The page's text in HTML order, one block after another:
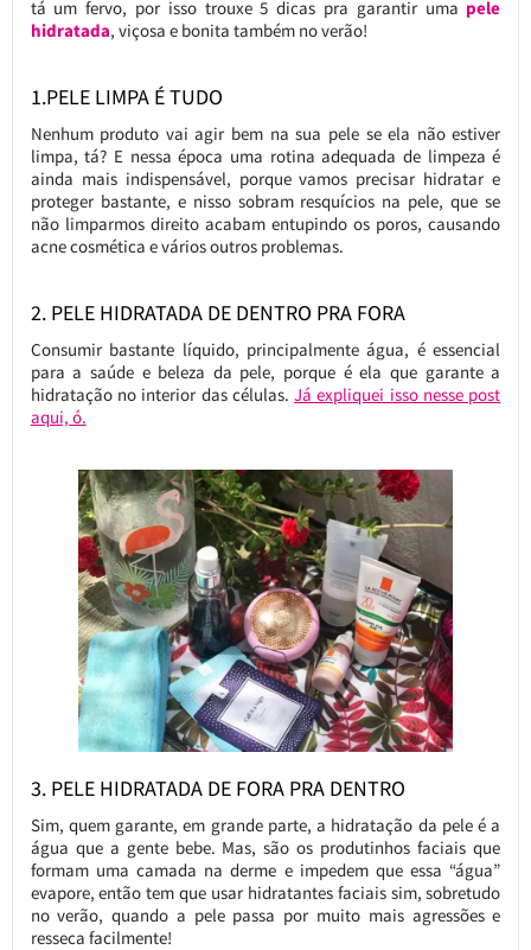
tá um fervo, por isso trouxe 5 dicas pra garantir uma pele
hidratada, viçosa e bonita também no verão!
1.PELE LIMPA É TUDO
Nenhum produto vai agir bem na sua pele se ela não estiver
limpa, tá? E nessa época uma rotina adequada de limpeza é
ainda mais indispensável, porque vamos precisar hidratar e
proteger bastante, e nisso sobram resquícios na pele, que se
não limparmos direito acabam entupindo os poros, causando
acne cosmética e vários outros problemas.
2. PELE HIDRATADA DE DENTRO PRA FORA
Consumir bastante líquido, principalmente água, é essencial
para a saúde e beleza da pele, porque é ela que garante a
hidratação no interior das células.Já expliquei isso nesse post
aqui, ó.
3. PELE HIDRATADA DE FORA PRA DENTRO
Sim, quem garante, em grande parte, a hidratação da pele é a
água que a gente bebe. Mas, são os produtinhos faciais que
formam uma camada na derme e impedem que essa “água”
evapore, então tem que usar hidratantes faciais sim, sobretudo
no verão, quando a pele passa por muito mais agressões e
resseca facilmente!